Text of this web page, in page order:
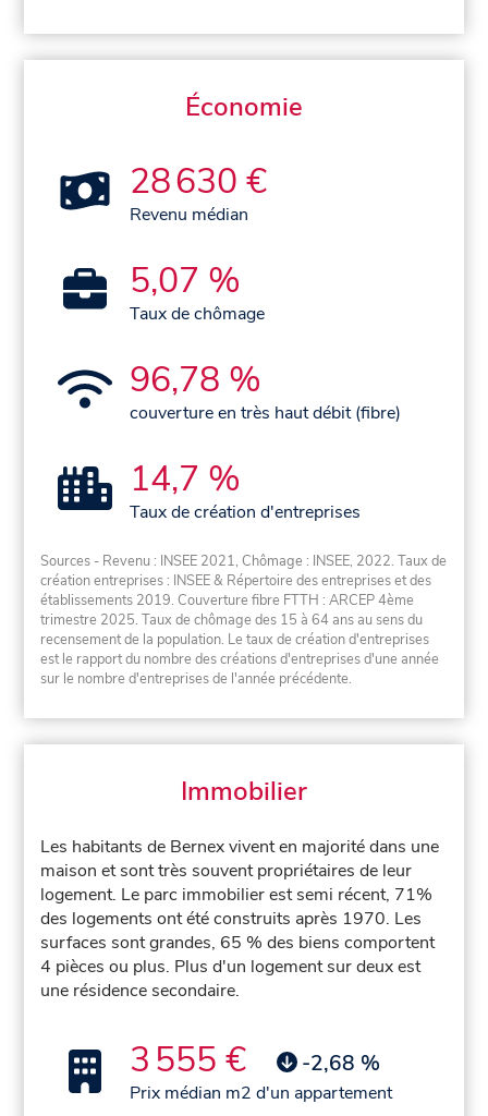
Économie
28 630 €
Revenu médian
5,07 %
Taux de chômage
96,78 %
couverture en très haut débit (fibre)
14,7 %
Taux de création d'entreprises
Sources - Revenu : INSEE 2021, Chômage : INSEE, 2022. Taux de
création entreprises : INSEE & Répertoire des entreprises et des
établissements 2019. Couverture fibre FTTH : ARCEP 4ème
trimestre 2025. Taux de chômage des 15 à 64 ans au sens du
recensement de la population. Le taux de création d'entreprises
est le rapport du nombre des créations d'entreprises d'une année
sur le nombre d'entreprises de l'année précédente.
Immobilier
Les habitants de Bernex vivent en majorité dans une
maison et sont très souvent propriétaires de leur
logement. Le parc immobilier est semi récent, 71%
des logements ont été construits après 1970. Les
surfaces sont grandes, 65 % des biens comportent
4 pièces ou plus. Plus d'un logement sur deux est
une résidence secondaire.
3 555 € -2,68 %
Prix médian m2 d'un appartement